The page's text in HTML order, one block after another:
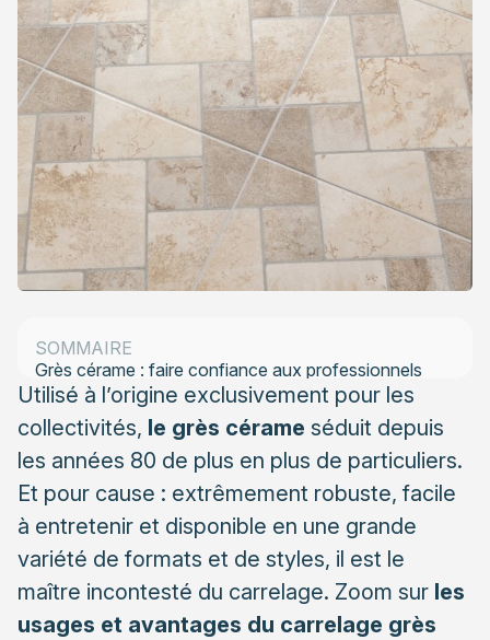
Utilisé à l’origine exclusivement pour les
collectivités, le grès cérame séduit depuis
les années 80 de plus en plus de particuliers.
Et pour cause : extrêmement robuste, facile
à entretenir et disponible en une grande
variété de formats et de styles, il est le
maître incontesté du carrelage. Zoom sur les
usages et avantages du carrelage grès
SOMMAIRE
Le grès cérame : qu’est-ce que c’est ?
Des avantages indéniables
Grès cérame : faire confiance aux professionnels